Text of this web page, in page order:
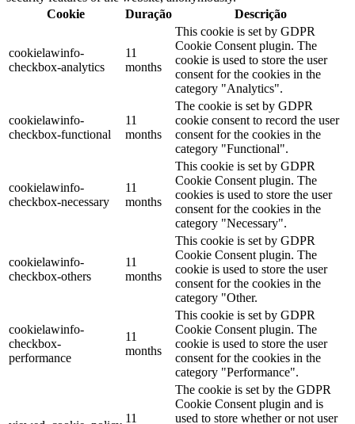
Cookie
Duração Descrição
cookielawinfo-
checkbox-analytics
11
months
This cookie is set by GDPR
Cookie Consent plugin. The
cookie is used to store the user
consent for the cookies in the
category "Analytics".
cookielawinfo-
checkbox-functional
11
months
The cookie is set by GDPR
cookie consent to record the user
consent for the cookies in the
category "Functional".
cookielawinfo-
checkbox-necessary
11
months
This cookie is set by GDPR
Cookie Consent plugin. The
cookies is used to store the user
consent for the cookies in the
category "Necessary".
cookielawinfo-
checkbox-others
11
months
This cookie is set by GDPR
Cookie Consent plugin. The
cookie is used to store the user
consent for the cookies in the
category "Other.
cookielawinfo-
checkbox-
performance
11
months
This cookie is set by GDPR
Cookie Consent plugin. The
cookie is used to store the user
consent for the cookies in the
category "Performance".
11
The cookie is set by the GDPR
Cookie Consent plugin and is
used to store whether or not user